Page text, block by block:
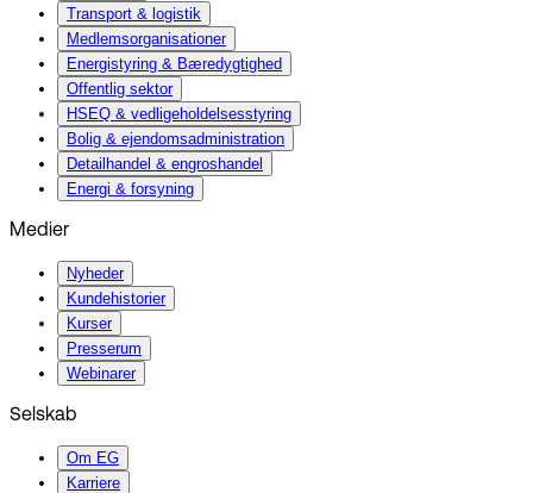
Transport & logistik
Medlemsorganisationer
Energistyring & Bæredygtighed
Offentlig sektor
HSEQ & vedligeholdelsesstyring
Bolig & ejendomsadministration
Detailhandel & engroshandel
Energi & forsyning
Medier
Nyheder
Kundehistorier
Kurser
Presserum
Webinarer
Selskab
Om EG
Karriere